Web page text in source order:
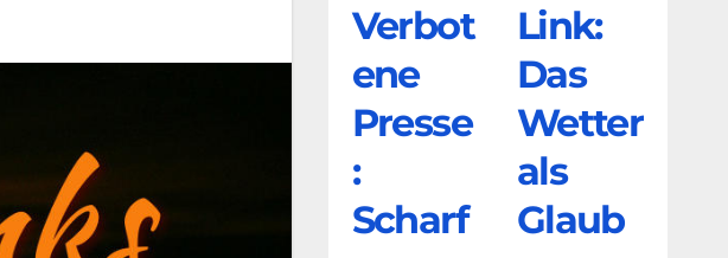
Verbot
ene
Presse
:
Scharf
Link:
Das
Wetter
als
Glaub